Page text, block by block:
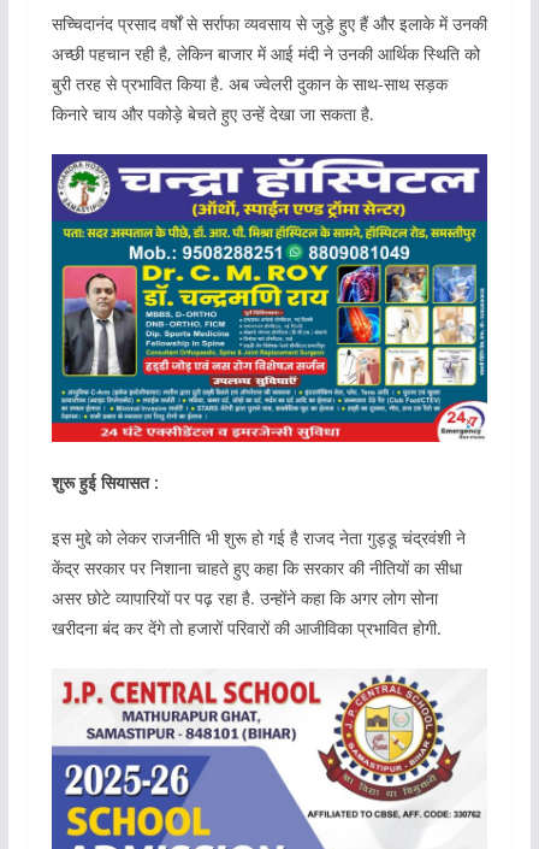
सच्चिदानंद प्रसाद वर्षों से सर्राफा व्यवसाय से जुड़े हुए हैं और इलाके में उनकी
अच्छी पहचान रही है, लेकिन बाजार में आई मंदी ने उनकी आर्थिक स्थिति को
बुरी तरह से प्रभावित किया है. अब ज्वेलरी दुकान के साथ-साथ सड़क
किनारे चाय और पकोड़े बेचते हुए उन्हें देखा जा सकता है.
शुरू हुई सियासत :
इस मुद्दे को लेकर राजनीति भी शुरू हो गई है राजद नेता गुड्डू चंद्रवंशी ने
केंद्र सरकार पर निशाना चाहते हुए कहा कि सरकार की नीतियों का सीधा
असर छोटे व्यापारियों पर पढ़ रहा है. उन्होंने कहा कि अगर लोग सोना
खरीदना बंद कर देंगे तो हजारों परिवारों की आजीविका प्रभावित होगी.